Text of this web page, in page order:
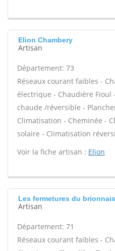
Elion Chambery
Artisan
Département: 73
Réseaux courant faibles -
électrique - Chaudière Fioul
chaude /réversible -
Climatisation - Cheminée -
solaire - Climatisation
Voir la fiche artisan : Elion
Les fermetures du
Artisan
Département: 71
Réseaux courant faibles -